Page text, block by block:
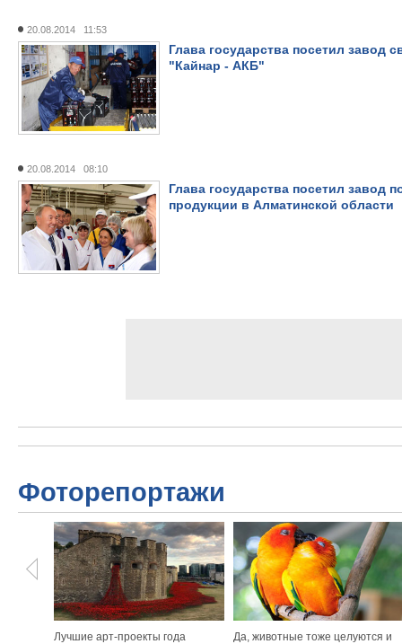
20.08.2014 11:53
Глава государства посетил завод
"Кайнар - АКБ"
20.08.2014 08:10
Глава государства посетил завод
продукции в Алматинской области
Фоторепортажи
Лучшие арт-проекты года
Да, животные тоже целуются и